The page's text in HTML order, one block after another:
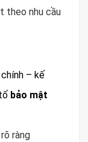
theo nhu cầu
– kế
bảo mật
rõ ràng